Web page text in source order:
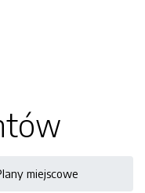
miejscowe